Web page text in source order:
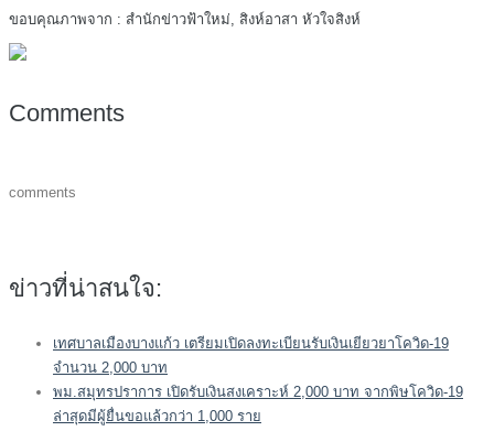
ขอบคุณภาพจาก : สำนักข่าวฟ้าใหม่, สิงห์อาสา หัวใจสิงห์
Comments
comments
ข่าวที่น่าสนใจ:
เทศบาลเมืองบางแก้ว เตรียมเปิดลงทะเบียนรับเงินเยียวยาโควิด-19
จำนวน 2,000 บาท
พม.สมุทรปราการ เปิดรับเงินสงเคราะห์ 2,000 บาท จากพิษโควิด-19
ล่าสุดมีผู้ยื่นขอแล้วกว่า 1,000 ราย